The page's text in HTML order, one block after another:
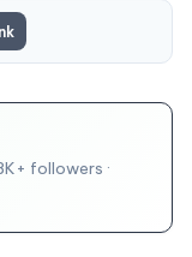
followers ·